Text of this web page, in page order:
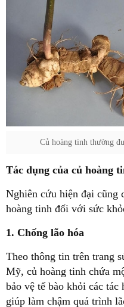
Củ hoàng tinh thường
Tác dụng của củ hoàng
Nghiên cứu hiện đại cũng
hoàng tinh đối với sức
1. Chống lão hóa
Theo thông tin trên trang
Mỹ, củ hoàng tinh chứa
bảo vệ tế bào khỏi các
giúp làm chậm quá trình